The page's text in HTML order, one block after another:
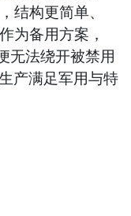
结构更简单、
为备用方案，
无法绕开被禁用
产满足军用与特